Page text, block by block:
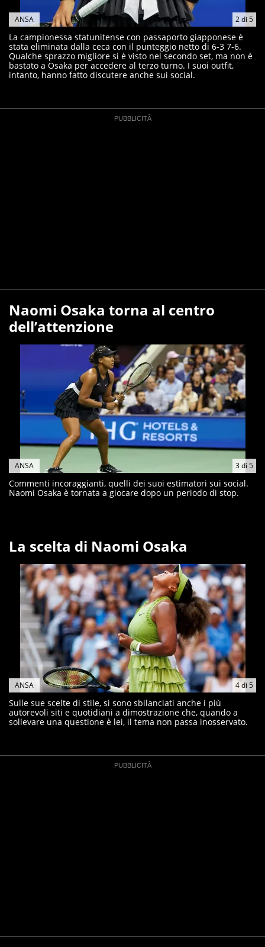
2di 5
ANSA
La campionessa statunitense con passaporto giapponese è
stata eliminata dalla ceca con il punteggio netto di 6-3 7-6.
Qualche sprazzo migliore si è visto nel secondo set, ma non è
bastato a Osaka per accedere al terzo turno. I suoi outfit,
intanto, hanno fatto discutere anche sui social.
Naomi Osaka torna al centro
dell’attenzione
3di 5
ANSA
Commenti incoraggianti, quelli dei suoi estimatori sui social.
Naomi Osaka è tornata a giocare dopo un periodo di stop.
La scelta di Naomi Osaka
4di 5
ANSA
Sulle sue scelte di stile, si sono sbilanciati anche i più
autorevoli siti e quotidiani a dimostrazione che, quando a
sollevare una questione è lei, il tema non passa inosservato.